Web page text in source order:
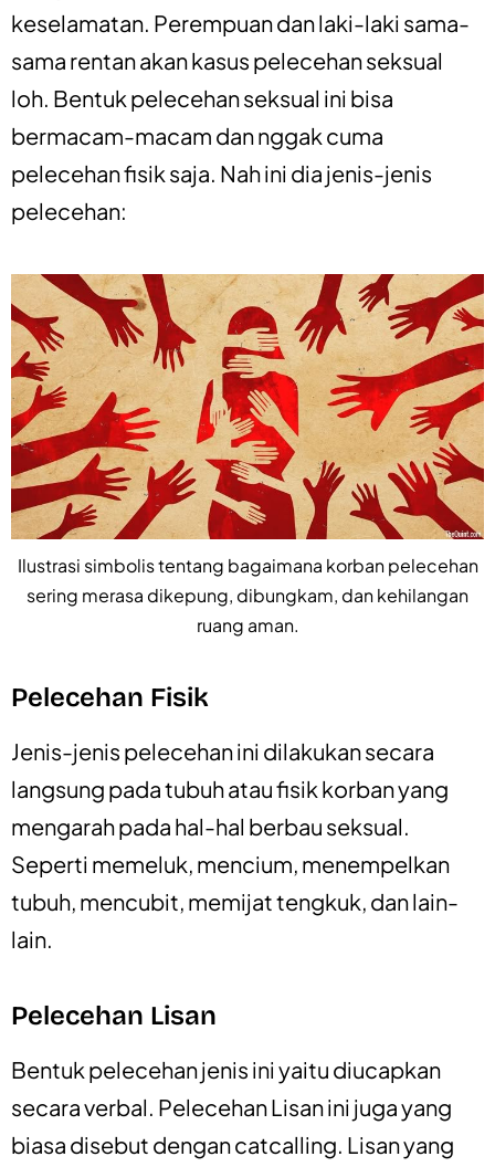
keselamatan. Perempuan dan laki-laki sama-
sama rentan akan kasus pelecehan seksual
loh. Bentuk pelecehan seksual ini bisa
bermacam-macam dan nggak cuma
pelecehan fisik saja. Nah ini dia jenis-jenis
pelecehan:
Ilustrasi simbolis tentang bagaimana korban pelecehan
sering merasa dikepung, dibungkam, dan kehilangan
ruang aman.
Pelecehan Fisik
Jenis-jenis pelecehan ini dilakukan secara
langsung pada tubuh atau fisik korban yang
mengarah pada hal-hal berbau seksual.
Seperti memeluk, mencium, menempelkan
tubuh, mencubit, memijat tengkuk, dan lain-
lain.
Pelecehan Lisan
Bentuk pelecehan jenis ini yaitu diucapkan
secara verbal. Pelecehan Lisan ini juga yang
biasa disebut dengan catcalling. Lisan yang